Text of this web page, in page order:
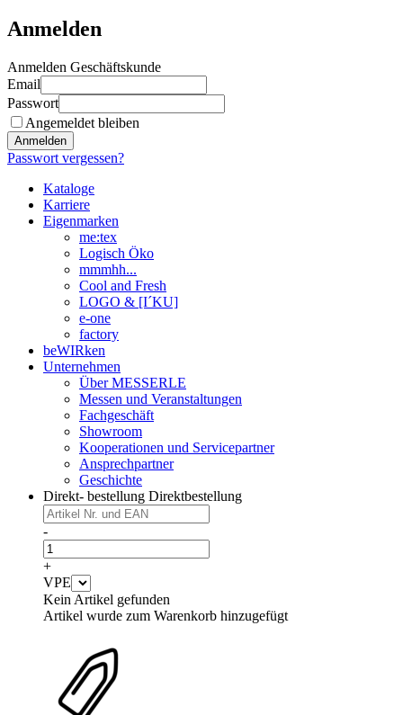
Anmelden
Anmelden Geschäftskunde
Email
Passwort
Angemeldet bleiben
Anmelden
Passwort vergessen?
Kataloge
Karriere
Eigenmarken
me:tex
Logisch Öko
mmmhh...
Cool and Fresh
LOGO & [I´KU]
e-one
factory
beWIRken
Unternehmen
Über MESSERLE
Messen und Veranstaltungen
Fachgeschäft
Showroom
Kooperationen und Servicepartner
Ansprechpartner
Geschichte
Direkt- bestellung Direktbestellung
-
+
VPE
Kein Artikel gefunden
Artikel wurde zum Warenkorb hinzugefügt